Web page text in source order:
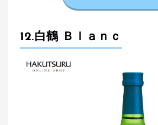
12.白鶴 Ｂｌａｎｃ